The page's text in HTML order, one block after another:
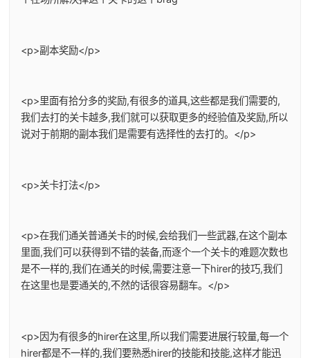
<p>副本奖励</p>
<p>里面有拾分多的奖励,有很多的道具,这些都是我们需要的,
我们去打的关卡越多,我们就可以获取更多的经验值及奖励,所以
说对于前期的副本我们是需要有选择性的去打的。</p>
<p>关卡打法</p>
<p>在我们通关普通关卡的时候,会给我们一些武器,在这个副本
里面,我们可以获得到不错的装备,而逐个一个关卡的难题次数也
是不一样的,我们在通关的时候,需要注意一下hirer的技巧,我们
在这里也是要通关的,不然的话很容易翻车。</p>
<p>因为有很多的hirer在这里,所以我们需要进展行较量,每一个
hirer都是不一样的,我们要熟悉hirer的技能和技能,这样才能迅